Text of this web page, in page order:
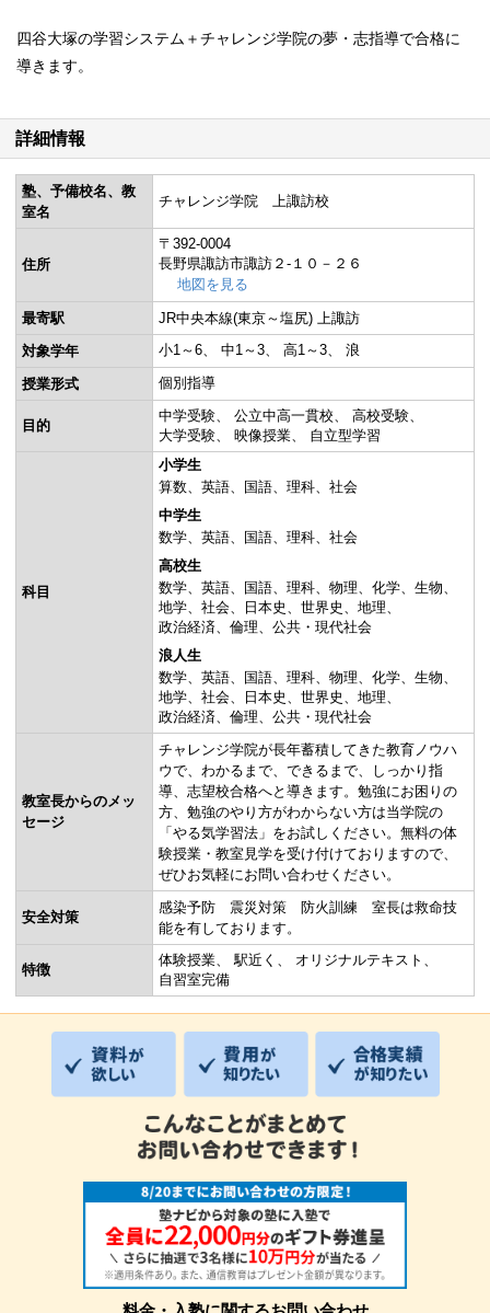
四谷大塚の学習システム＋チャレンジ学院の夢・志指導で合格に
導きます。
詳細情報
塾、予備校名、教
室名
チャレンジ学院 上諏訪校
住所
〒392-0004
長野県諏訪市諏訪２‐１０－２６
地図を見る
最寄駅
JR中央本線(東京～塩尻) 上諏訪
対象学年
小1～6 中1～3 高1～3 浪
授業形式 個別指導
目的
中学受験 公立中高一貫校
高校受験
大学受験
映像授業 自立型学習
科目
小学生
算数
英語 国語 理科
社会
中学生
数学
英語 国語 理科
社会
高校生
数学
英語 国語 理科 物理 化学
生物
地学
社会 日本史 世界史
地理
政治経済
倫理
公共・現代社会
浪人生
数学
英語 国語 理科 物理 化学
生物
地学
社会 日本史 世界史
地理
政治経済
倫理 公共・現代社会
教室長からのメッ
セージ
チャレンジ学院が長年蓄積してきた教育ノウハ
ウで、わかるまで、できるまで、しっかり指
導、志望校合格へと導きます。勉強にお困りの
方、勉強のやり方がわからない方は当学院の
「やる気学習法」をお試しください。無料の体
験授業・教室見学を受け付けておりますので、
ぜひお気軽にお問い合わせください。
安全対策
感染予防 震災対策 防火訓練 室長は救命技
能を有しております。
特徴
体験授業 駅近く
オリジナルテキスト
自習室完備